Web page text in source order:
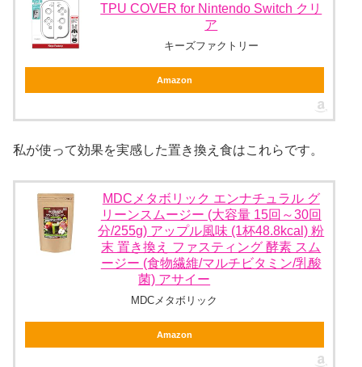
TPU COVER for Nintendo Switch クリ
ア
キーズファクトリー
Amazon
私が使って効果を実感した置き換え食はこれらです。
MDCメタボリック エンナチュラル グ
リーンスムージー (大容量 15回～30回
分/255g) アップル風味 (1杯48.8kcal) 粉
末 置き換え ファスティング 酵素 スム
ージー (食物繊維/マルチビタミン/乳酸
菌) アサイー
MDCメタボリック
Amazon